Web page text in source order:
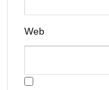
Web